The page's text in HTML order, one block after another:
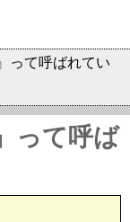
って呼ばれてい
って呼ば